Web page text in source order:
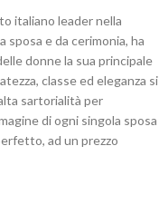
italiano leader nella
sposa e da cerimonia, ha
donne la sua principale
classe ed eleganza si
sartorialità per
di ogni singola sposa
ad un prezzo